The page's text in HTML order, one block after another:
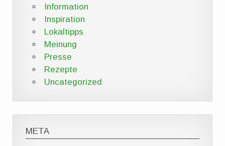
Information
Inspiration
Lokaltipps
Meinung
Presse
Rezepte
Uncategorized
META